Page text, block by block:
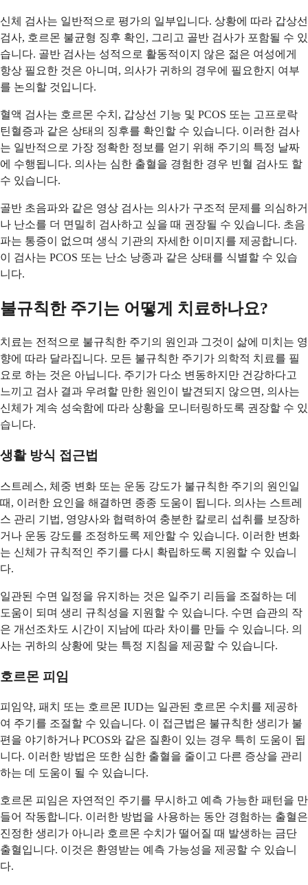
신체 검사는 일반적으로 평가의 일부입니다. 상황에 따라 갑상선
검사, 호르몬 불균형 징후 확인, 그리고 골반 검사가 포함될 수 있
습니다. 골반 검사는 성적으로 활동적이지 않은 젊은 여성에게
항상 필요한 것은 아니며, 의사가 귀하의 경우에 필요한지 여부
를 논의할 것입니다.
혈액 검사는 호르몬 수치, 갑상선 기능 및 PCOS 또는 고프로락
틴혈증과 같은 상태의 징후를 확인할 수 있습니다. 이러한 검사
는 일반적으로 가장 정확한 정보를 얻기 위해 주기의 특정 날짜
에 수행됩니다. 의사는 심한 출혈을 경험한 경우 빈혈 검사도 할
수 있습니다.
골반 초음파와 같은 영상 검사는 의사가 구조적 문제를 의심하거
나 난소를 더 면밀히 검사하고 싶을 때 권장될 수 있습니다. 초음
파는 통증이 없으며 생식 기관의 자세한 이미지를 제공합니다.
이 검사는 PCOS 또는 난소 낭종과 같은 상태를 식별할 수 있습
니다.
불규칙한 주기는 어떻게 치료하나요?
치료는 전적으로 불규칙한 주기의 원인과 그것이 삶에 미치는 영
향에 따라 달라집니다. 모든 불규칙한 주기가 의학적 치료를 필
요로 하는 것은 아닙니다. 주기가 다소 변동하지만 건강하다고
느끼고 검사 결과 우려할 만한 원인이 발견되지 않으면, 의사는
신체가 계속 성숙함에 따라 상황을 모니터링하도록 권장할 수 있
습니다.
생활 방식 접근법
스트레스, 체중 변화 또는 운동 강도가 불규칙한 주기의 원인일
때, 이러한 요인을 해결하면 종종 도움이 됩니다. 의사는 스트레
스 관리 기법, 영양사와 협력하여 충분한 칼로리 섭취를 보장하
거나 운동 강도를 조정하도록 제안할 수 있습니다. 이러한 변화
는 신체가 규칙적인 주기를 다시 확립하도록 지원할 수 있습니
다.
일관된 수면 일정을 유지하는 것은 일주기 리듬을 조절하는 데
도움이 되며 생리 규칙성을 지원할 수 있습니다. 수면 습관의 작
은 개선조차도 시간이 지남에 따라 차이를 만들 수 있습니다. 의
사는 귀하의 상황에 맞는 특정 지침을 제공할 수 있습니다.
호르몬 피임
피임약, 패치 또는 호르몬 IUD는 일관된 호르몬 수치를 제공하
여 주기를 조절할 수 있습니다. 이 접근법은 불규칙한 생리가 불
편을 야기하거나 PCOS와 같은 질환이 있는 경우 특히 도움이 됩
니다. 이러한 방법은 또한 심한 출혈을 줄이고 다른 증상을 관리
하는 데 도움이 될 수 있습니다.
호르몬 피임은 자연적인 주기를 무시하고 예측 가능한 패턴을 만
들어 작동합니다. 이러한 방법을 사용하는 동안 경험하는 출혈은
진정한 생리가 아니라 호르몬 수치가 떨어질 때 발생하는 금단
출혈입니다. 이것은 환영받는 예측 가능성을 제공할 수 있습니
다.